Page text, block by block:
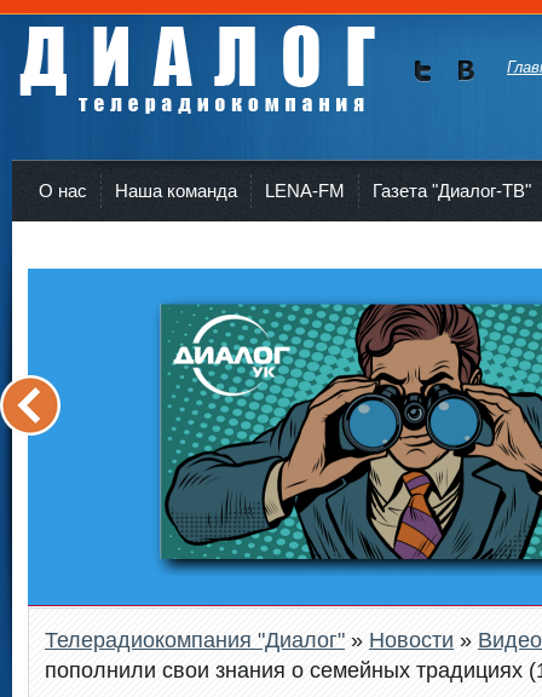
О нас Наша команда LENA-FM Газета "Диалог-ТВ"
Телерадиокомпания "Диалог" » Новости »
пополнили свои знания о семейных традициях